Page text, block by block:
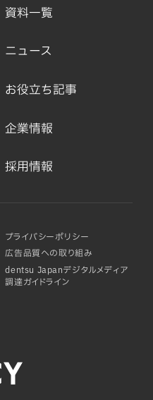
資料一覧
ニュース
お役立ち記事
企業情報
採用情報
プライバシーポリシー
広告品質への取り組み
dentsu Japanデジタルメディア
調達ガイドライン